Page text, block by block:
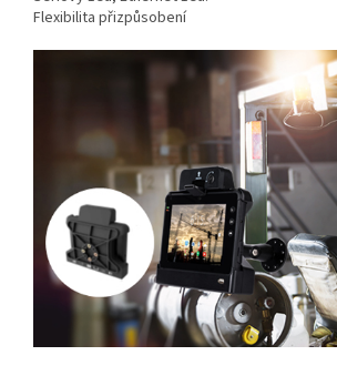
Flexibilita přizpůsobení